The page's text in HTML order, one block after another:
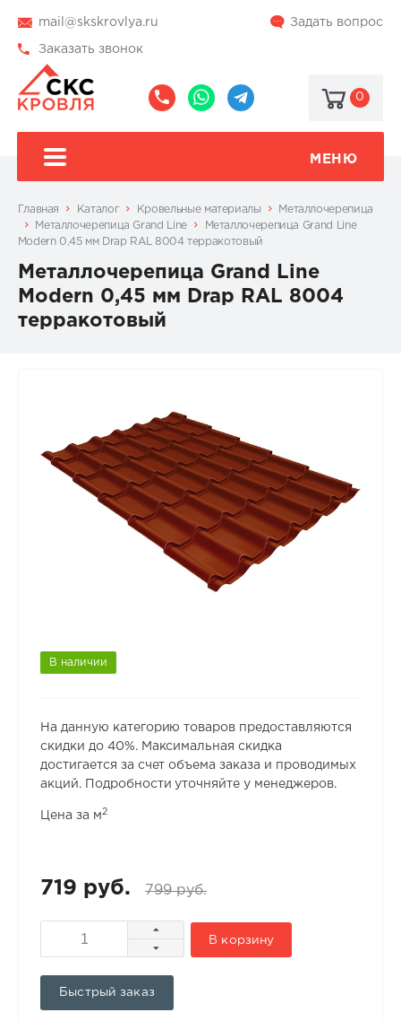
mail@skskrovlya.ru Задать вопрос
Заказать звонок
0
МЕНЮ
Главная Каталог Кровельные материалы
Металлочерепица
Металлочерепица Grand Line
Металлочерепица Grand Line
Modern 0,45 мм Drap RAL 8004 терракотовый
Металлочерепица Grand Line
Modern 0,45 мм Drap RAL 8004
терракотовый
В наличии
На данную категорию товаров предоставляются
скидки до 40%. Максимальная скидка
достигается за счет объема заказа и проводимых
акций. Подробности уточняйте у менеджеров.
Цена за м 2
719 руб. 799 руб.
В корзину
Быстрый заказ